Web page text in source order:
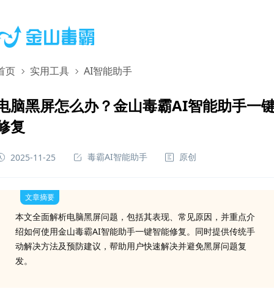
页 实用工具 AI智能助手
脑黑屏怎么办？金山毒霸AI智能助手一
复
2025-11-25 毒霸AI智能助手 原创
文章摘要
本文全面解析电脑黑屏问题，包括其表现、常见原因，并重点介
绍如何使用金山毒霸AI智能助手一键智能修复。同时提供传统手
动解决方法及预防建议，帮助用户快速解决并避免黑屏问题复
发。